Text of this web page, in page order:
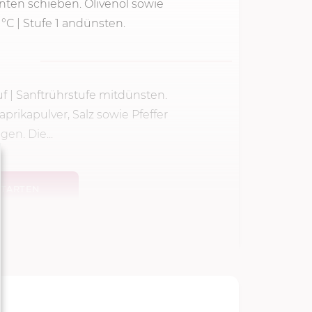
schieben. Olivenöl sowie
| Stufe 1 andünsten.
| Sanftrührstufe mitdünsten.
Salz sowie Pfeffer
Die...